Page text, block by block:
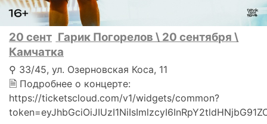
20 сент Гарик Погорелов \ 20 сентября \
Камчатка
⚲ 33/45, ул. Озерновская Коса, 11
🗎 Подробнее о концерте:
https://ticketscloud.com/v1/widgets/common?